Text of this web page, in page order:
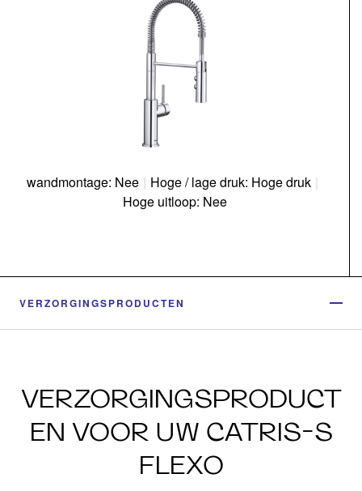
wandmontage: Nee | Hoge / lage druk: Hoge druk |
Hoge uitloop: Nee
VERZORGINGSPRODUCTEN
VERZORGINGSPRODUCT
EN VOOR UW CATRIS-S
FLEXO